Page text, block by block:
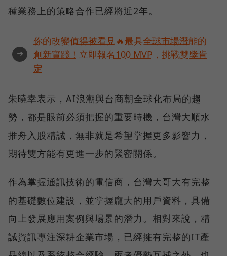
種業務上的策略合作已經將近2年。
➜
你的改變值得被看見🔥最具全球市場潛能的
創新實踐！立即報名100 MVP，挑戰雙獎肯
定
朱曉幸表示，AI浪潮與台商朝全球化布局的趨
勢，都是眼前必須把握的重要時機，台灣大順水
推舟入股精誠，無非就是希望掌握更多影響力，
期待雙方能有更進一步的緊密關係。
作為掌握通訊技術的電信商，台灣大哥大有完整
的基礎數位建設，並掌握龐大的用戶資料，具備
向上發展應用案例與場景的潛力。相對來說，精
誠資訊專注深耕企業市場，已經擁有完整的IT產